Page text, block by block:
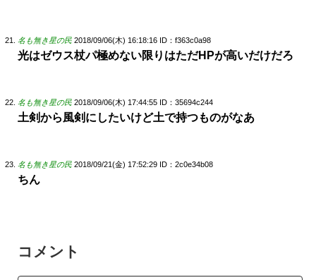
名も無き星の民 2018/09/06(木) 16:18:16 ID：f363c0a98
光はゼウス杖パ極めない限りはただHPが高いだけだろ
名も無き星の民 2018/09/06(木) 17:44:55 ID：35694c244
土剣から風剣にしたいけど土で持つものがなあ
名も無き星の民 2018/09/21(金) 17:52:29 ID：2c0e34b08
ちん
コメント